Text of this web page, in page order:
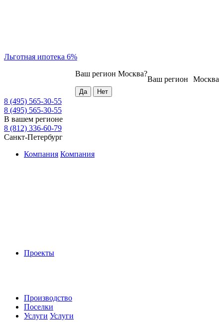
Льготная ипотека 6%
Москва
Ваш регион
Ваш регион Москва?
8 (495) 565-30-55
8 (495) 565-30-55
В вашем регионе
8 (812) 336-60-79
Санкт-Петербург
Компания Компания
Проекты
Производство
Поселки
Услуги Услуги